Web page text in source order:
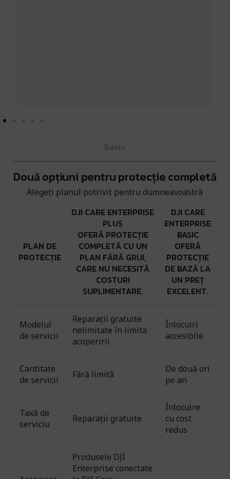
Două opțiuni pentru protecție completă
Alegeți planul potrivit pentru dumneavoastră
PLAN DE
PROTECȚIE
DJI CARE ENTERPRISE
PLUS
OFERĂ PROTECȚIE
COMPLETĂ CU UN
PLAN FĂRĂ GRIJI,
CARE NU NECESITĂ
COSTURI
SUPLIMENTARE.
DJI CARE
ENTERPRISE
BASIC
OFERĂ
PROTECȚIE
DE BAZĂ LA
UN PREȚ
EXCELENT.
Modelul
de servicii
Reparații gratuite
nelimitate în limita
acoperirii
Înlocuiri
accesibile
Cantitate
de servicii
Fără limită
De două ori
pe an
Taxă de
serviciu
Reparații gratuite
Înlocuire
cu cost
redus
Produsele DJI
Enterprise conectate